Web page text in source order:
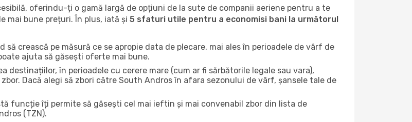
oferindu-ți o gamă largă de opțiuni de la sute de companii aeriene pentru a te
mai bune prețuri. În plus, iată și 5 sfaturi utile pentru a economisi bani la următorul
crească pe măsură ce se apropie data de plecare, mai ales în perioadele de vârf de
ajuta să găsești oferte mai bune.
destinațiilor, în perioadele cu cerere mare (cum ar fi sărbătorile legale sau vara),
Dacă alegi să zbori către South Andros în afara sezonului de vârf, șansele tale de
funcție îți permite să găsești cel mai ieftin și mai convenabil zbor din lista de
(TZN).